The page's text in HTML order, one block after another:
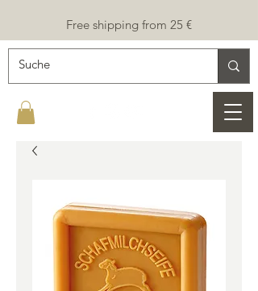
Free shipping from 25 €